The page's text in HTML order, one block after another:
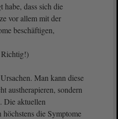
habe, dass sich die
vor allem mit der
beschäftigen,
Man kann diese
austherapieren, sondern
Die aktuellen
höchstens die Symptome